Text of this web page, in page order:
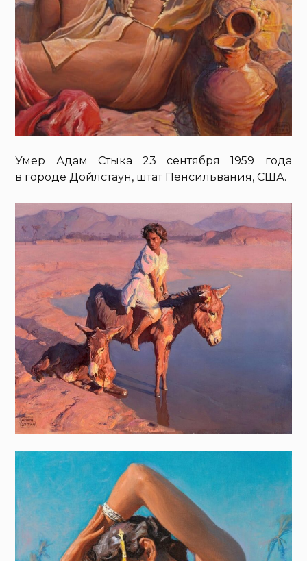
Умер Адам Стыка 23 сентября 1959 года
в городе Дойлстаун, штат Пенсильвания, США.